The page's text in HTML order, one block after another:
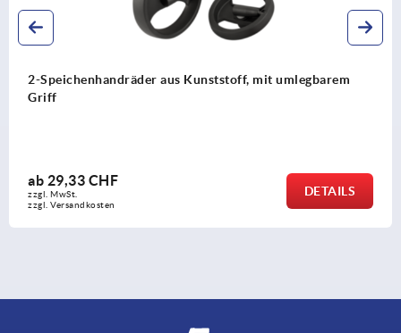
2-Speichenhandräder aus Aluminium, poliert
ab12,30 CHF
zzgl. Versandkosten